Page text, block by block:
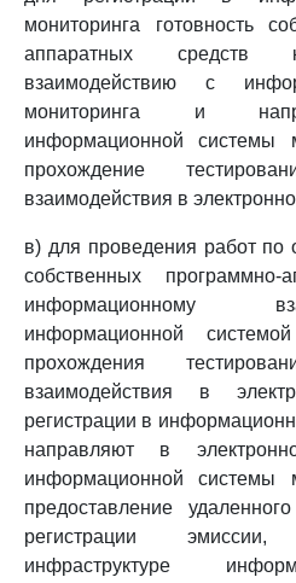
мониторинга готовность
аппаратных средств
взаимодействию с
мониторинга и
информационной системы
прохождение
взаимодействия в
в) для проведения работ по
собственных
информационному
информационной
прохождения
взаимодействия в
регистрации в
направляют в
информационной системы
предоставление
регистрации
инфраструктуре